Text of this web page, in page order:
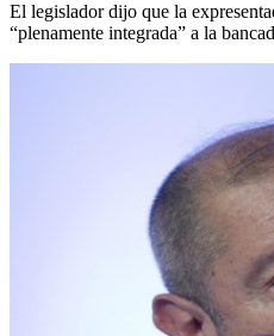
El legislador dijo que la
“plenamente integrada” a la